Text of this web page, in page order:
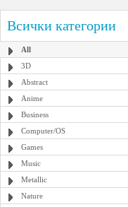
Всички категории
All
3D
Abstract
Anime
Business
Computer/OS
Games
Music
Metallic
Nature